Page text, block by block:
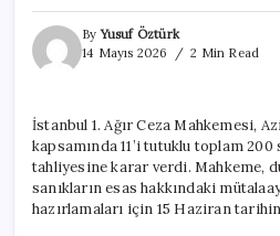
ByYusuf Öztürk
14 Mayıs 2026
2 Min Read
İstanbul 1. Ağır Ceza Mahkemesi,
kapsamında 11’i tutuklu toplam 200
tahliyesine karar verdi. Mahkeme,
sanıkların esas hakkındaki
hazırlamaları için 15 Haziran